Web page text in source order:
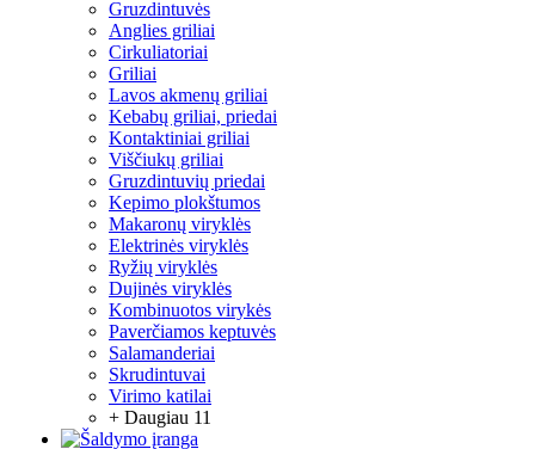
Gruzdintuvės
Anglies griliai
Cirkuliatoriai
Griliai
Lavos akmenų griliai
Kebabų griliai, priedai
Kontaktiniai griliai
Viščiukų griliai
Gruzdintuvių priedai
Kepimo plokštumos
Makaronų viryklės
Elektrinės viryklės
Ryžių viryklės
Dujinės viryklės
Kombinuotos virykės
Paverčiamos keptuvės
Salamanderiai
Skrudintuvai
Virimo katilai
+ Daugiau 11